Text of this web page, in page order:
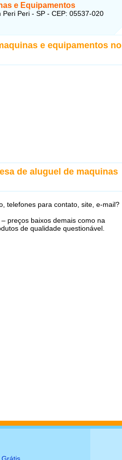
e Equipamentos
Peri - SP - CEP: 05537-020
e equipamentos no
de aluguel de maquinas
telefones para contato, site, e-mail?
preços baixos demais como na
de qualidade questionável.